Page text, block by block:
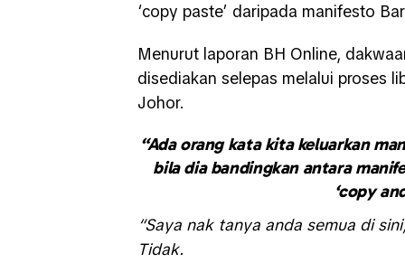
‘copy paste’ daripada manifesto
Menurut laporan BH Online,
disediakan selepas melalui proses
Johor.
“Ada orang kata kita keluarkan
bila dia bandingkan antara
‘copy
“Saya nak tanya anda semua di
Tidak.